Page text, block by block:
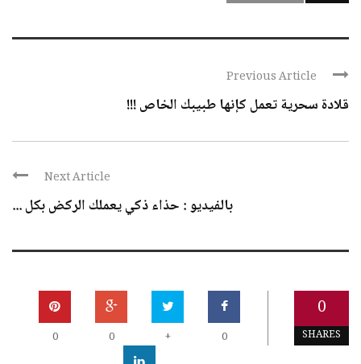
Previous Article
قلادة سحرية تعمل كإنها طبيبك الخاص !!!
Next Article
بالفيديو : حذاء ذكي يعملك الركض بكل ...
0
SHARES
0
+
0
0